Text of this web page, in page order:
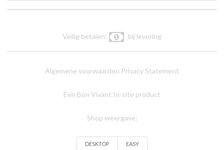
Veilig betalen: bij levering
Algemene voorwaarden Privacy Statement
Een Bon Vivant In-site product
Shop weergave:
DESKTOP EASY